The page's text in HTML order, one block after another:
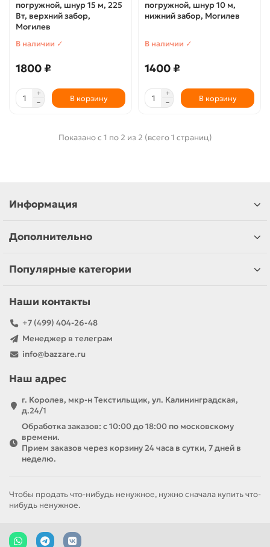
погружной, шнур 15 м, 225
Вт, верхний забор,
Могилев
В наличии ✓
1800 ₽
В корзину
погружной, шнур 10 м,
нижний забор, Могилев
В наличии ✓
1400 ₽
В корзину
Показано с 1 по 2 из 2 (всего 1 страниц)
Информация
Дополнительно
Популярные категории
Наши контакты
+7 (499) 404-26-48
Менеджер в телеграм
info@bazzare.ru
Наш адрес
г. Королев, мкр-н Текстильщик, ул. Калининградская,
д.24/1
Обработка заказов: с 10:00 до 18:00 по московскому
времени.
Прием заказов через корзину 24 часа в сутки, 7 дней в
неделю.
Чтобы продать что-нибудь ненужное, нужно сначала купить что-
нибудь ненужное.